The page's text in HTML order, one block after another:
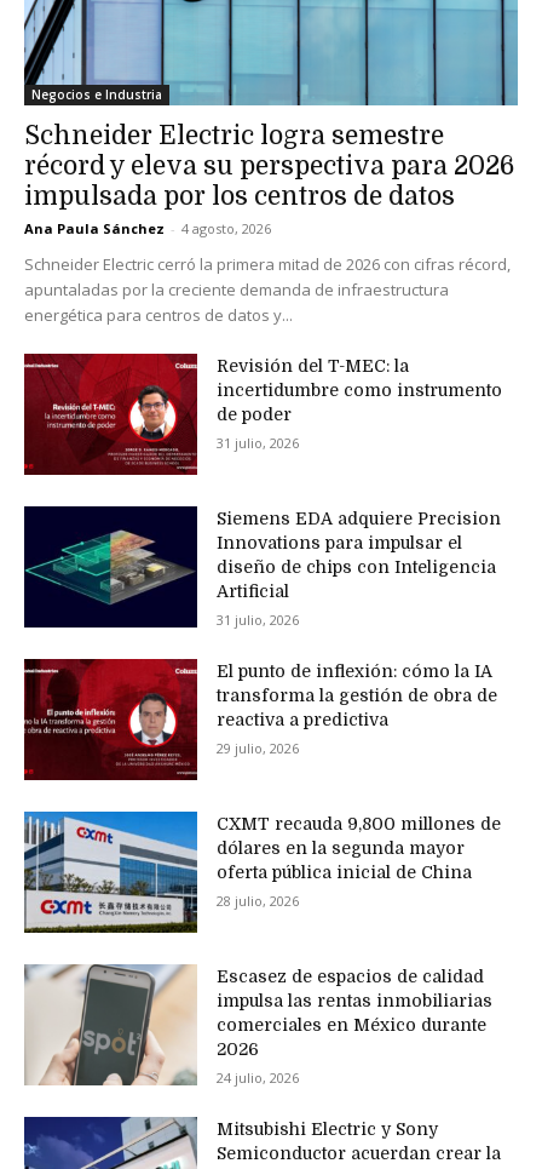
Negocios e Industria
Schneider Electric logra semestre
récord y eleva su perspectiva para 2026
impulsada por los centros de datos
Ana Paula Sánchez - 4 agosto, 2026
Schneider Electric cerró la primera mitad de 2026 con cifras récord,
apuntaladas por la creciente demanda de infraestructura
energética para centros de datos y...
Revisión del T-MEC: la
incertidumbre como instrumento
de poder
31 julio, 2026
Siemens EDA adquiere Precision
Innovations para impulsar el
diseño de chips con Inteligencia
Artificial
31 julio, 2026
El punto de inflexión: cómo la IA
transforma la gestión de obra de
reactiva a predictiva
29 julio, 2026
CXMT recauda 9,800 millones de
dólares en la segunda mayor
oferta pública inicial de China
28 julio, 2026
Escasez de espacios de calidad
impulsa las rentas inmobiliarias
comerciales en México durante
2026
24 julio, 2026
Mitsubishi Electric y Sony
Semiconductor acuerdan crear la